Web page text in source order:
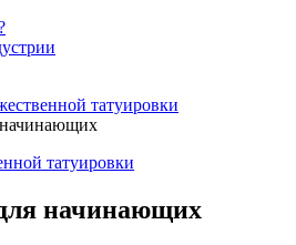
татуировки
татуировки
начинающих